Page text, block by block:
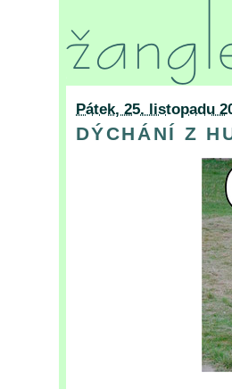
Pátek, 25. listopadu
DÝCHÁNÍ Z